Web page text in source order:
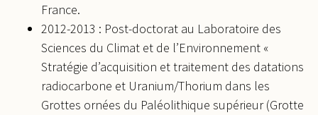
France.
2012-2013 : Post-doctorat au Laboratoire des
Sciences du Climat et de l’Environnement «
Stratégie d’acquisition et traitement des datations
radiocarbone et Uranium/Thorium dans les
Grottes ornées du Paléolithique supérieur (Grotte